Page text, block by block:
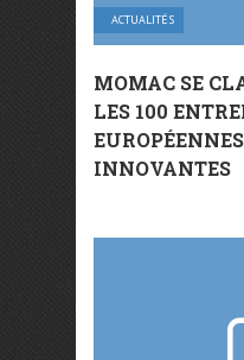
ACTUALITÉS
MOMAC SE
LES 100
INNOVANTES